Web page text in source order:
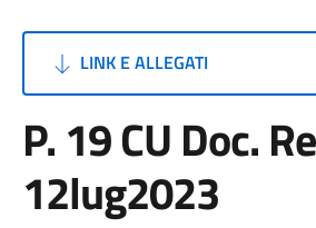
LINK E ALLEGATI
P. 19 CU Doc.
12lug2023